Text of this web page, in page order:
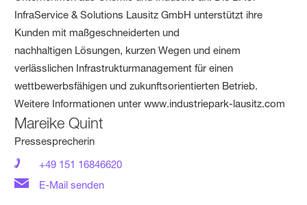
InfraService & Solutions Lausitz GmbH unterstützt ihre
Kunden mit maßgeschneiderten und
nachhaltigen Lösungen, kurzen Wegen und einem
verlässlichen Infrastrukturmanagement für einen
wettbewerbsfähigen und zukunftsorientierten Betrieb.
Weitere Informationen unter www.industriepark-lausitz.com
Mareike Quint
Pressesprecherin
+49 151 16846620
E-Mail senden